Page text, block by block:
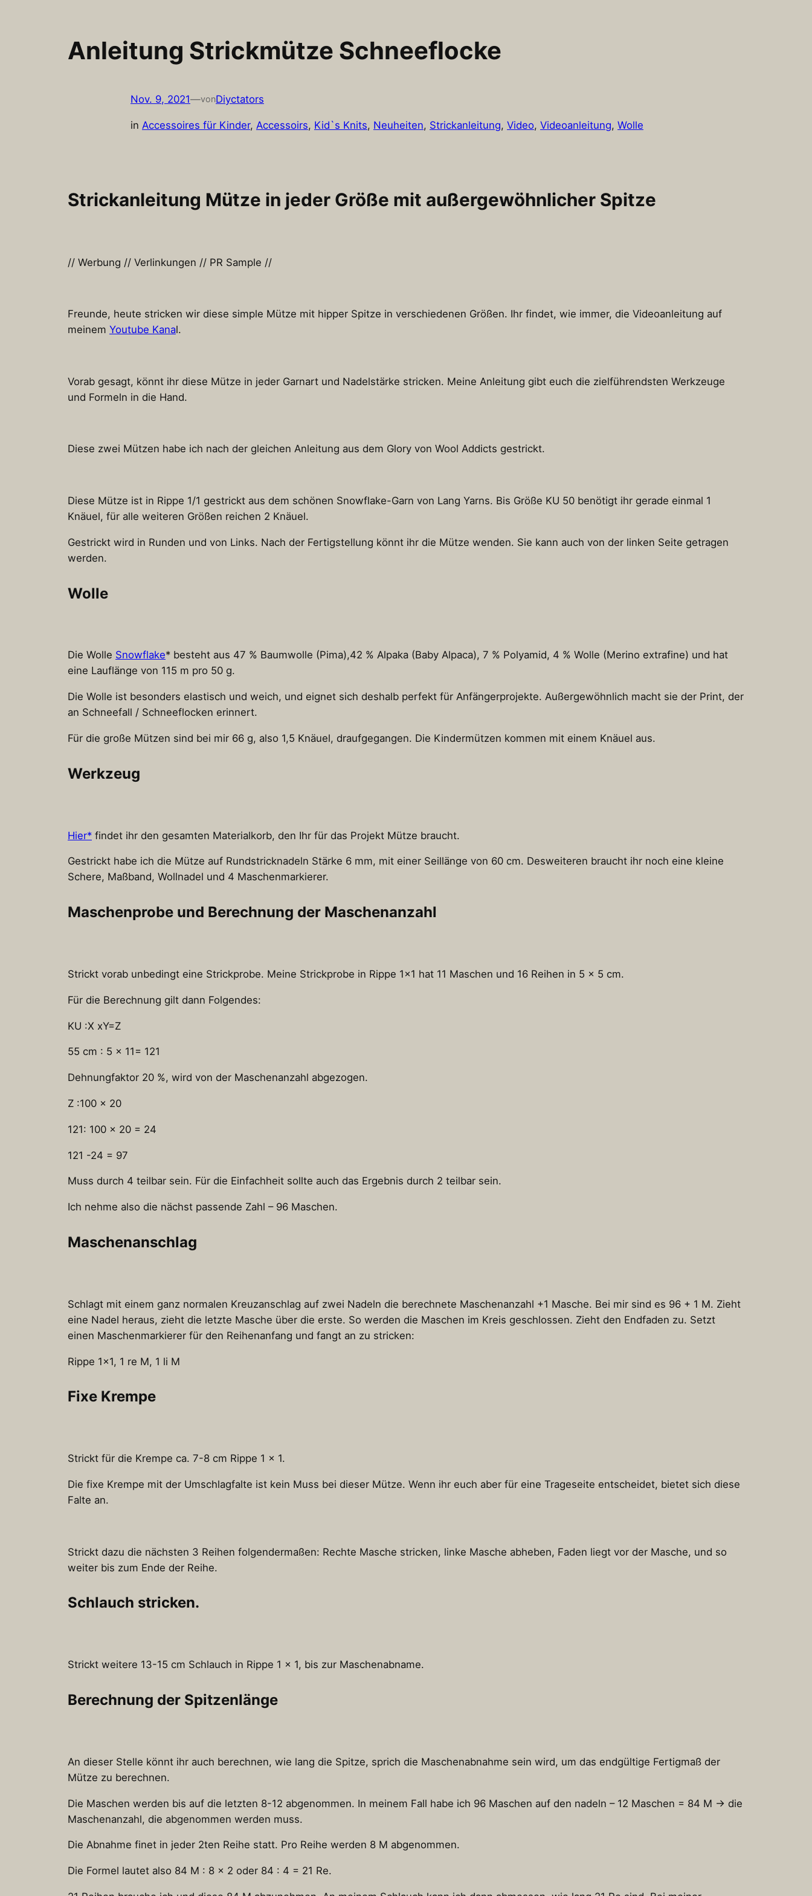
Anleitung Strickmütze Schneeflocke
Nov. 9, 2021—vonDiyctators
in Accessoires für Kinder, Accessoirs, Kid`s Knits, Neuheiten, Strickanleitung, Video, Videoanleitung, Wolle
Strickanleitung Mütze in jeder Größe mit außergewöhnlicher Spitze
// Werbung // Verlinkungen // PR Sample //
Freunde, heute stricken wir diese simple Mütze mit hipper Spitze in verschiedenen Größen. Ihr findet, wie immer, die Videoanleitung auf
meinem Youtube Kanal.
Vorab gesagt, könnt ihr diese Mütze in jeder Garnart und Nadelstärke stricken. Meine Anleitung gibt euch die zielführendsten Werkzeuge
und Formeln in die Hand.
Diese zwei Mützen habe ich nach der gleichen Anleitung aus dem Glory von Wool Addicts gestrickt.
Diese Mütze ist in Rippe 1/1 gestrickt aus dem schönen Snowflake-Garn von Lang Yarns. Bis Größe KU 50 benötigt ihr gerade einmal 1
Knäuel, für alle weiteren Größen reichen 2 Knäuel.
Gestrickt wird in Runden und von Links. Nach der Fertigstellung könnt ihr die Mütze wenden. Sie kann auch von der linken Seite getragen
werden.
Wolle
Die Wolle Snowflake* besteht aus 47 % Baumwolle (Pima),42 % Alpaka (Baby Alpaca), 7 % Polyamid, 4 % Wolle (Merino extrafine) und hat
eine Lauflänge von 115 m pro 50 g.
Die Wolle ist besonders elastisch und weich, und eignet sich deshalb perfekt für Anfängerprojekte. Außergewöhnlich macht sie der Print, der
an Schneefall / Schneeflocken erinnert.
Für die große Mützen sind bei mir 66 g, also 1,5 Knäuel, draufgegangen. Die Kindermützen kommen mit einem Knäuel aus.
Werkzeug
Hier* findet ihr den gesamten Materialkorb, den Ihr für das Projekt Mütze braucht.
Gestrickt habe ich die Mütze auf Rundstricknadeln Stärke 6 mm, mit einer Seillänge von 60 cm. Desweiteren braucht ihr noch eine kleine
Schere, Maßband, Wollnadel und 4 Maschenmarkierer.
Maschenprobe und Berechnung der Maschenanzahl
Strickt vorab unbedingt eine Strickprobe. Meine Strickprobe in Rippe 1×1 hat 11 Maschen und 16 Reihen in 5 x 5 cm.
Für die Berechnung gilt dann Folgendes:
KU :X xY=Z
55 cm : 5 x 11= 121
Dehnungfaktor 20 %, wird von der Maschenanzahl abgezogen.
Z :100 x 20
121: 100 x 20 = 24
121 -24 = 97
Muss durch 4 teilbar sein. Für die Einfachheit sollte auch das Ergebnis durch 2 teilbar sein.
Ich nehme also die nächst passende Zahl – 96 Maschen.
Maschenanschlag
Schlagt mit einem ganz normalen Kreuzanschlag auf zwei Nadeln die berechnete Maschenanzahl +1 Masche. Bei mir sind es 96 + 1 M. Zieht
eine Nadel heraus, zieht die letzte Masche über die erste. So werden die Maschen im Kreis geschlossen. Zieht den Endfaden zu. Setzt
einen Maschenmarkierer für den Reihenanfang und fangt an zu stricken:
Rippe 1×1, 1 re M, 1 li M
Fixe Krempe
Strickt für die Krempe ca. 7-8 cm Rippe 1 x 1.
Die fixe Krempe mit der Umschlagfalte ist kein Muss bei dieser Mütze. Wenn ihr euch aber für eine Trageseite entscheidet, bietet sich diese
Falte an.
Strickt dazu die nächsten 3 Reihen folgendermaßen: Rechte Masche stricken, linke Masche abheben, Faden liegt vor der Masche, und so
weiter bis zum Ende der Reihe.
Schlauch stricken.
Strickt weitere 13-15 cm Schlauch in Rippe 1 x 1, bis zur Maschenabname.
Berechnung der Spitzenlänge
An dieser Stelle könnt ihr auch berechnen, wie lang die Spitze, sprich die Maschenabnahme sein wird, um das endgültige Fertigmaß der
Mütze zu berechnen.
Die Maschen werden bis auf die letzten 8-12 abgenommen. In meinem Fall habe ich 96 Maschen auf den nadeln – 12 Maschen = 84 M -> die
Maschenanzahl, die abgenommen werden muss.
Die Abnahme finet in jeder 2ten Reihe statt. Pro Reihe werden 8 M abgenommen.
Die Formel lautet also 84 M : 8 x 2 oder 84 : 4 = 21 Re.